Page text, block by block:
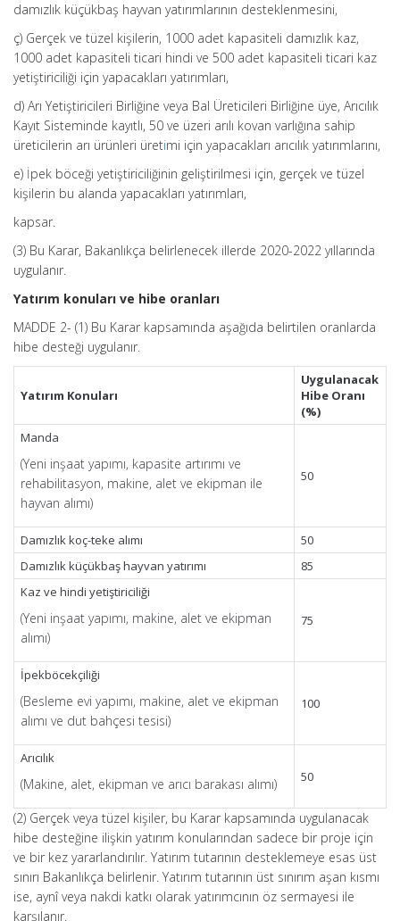
damızlık küçükbaş hayvan yatırımlarının desteklenmesini,
ç) Gerçek ve tüzel kişilerin, 1000 adet kapasiteli damızlık kaz,
1000 adet kapasiteli ticari hindi ve 500 adet kapasiteli ticari kaz
yetiştiriciliği için yapacakları yatırımları,
d) Arı Yetiştiricileri Birliğine veya Bal Üreticileri Birliğine üye, Arıcılık
Kayıt Sisteminde kayıtlı, 50 ve üzeri arılı kovan varlığına sahip
üreticilerin arı ürünleri üretimi için yapacakları arıcılık yatırımlarını,
e) İpek böceği yetiştiriciliğinin geliştirilmesi için, gerçek ve tüzel
kişilerin bu alanda yapacakları yatırımları,
kapsar.
(3) Bu Karar, Bakanlıkça belirlenecek illerde 2020-2022 yıllarında
uygulanır.
Yatırım konuları ve hibe oranları
MADDE 2- (1) Bu Karar kapsamında aşağıda belirtilen oranlarda
hibe desteği uygulanır.
Yatırım Konuları
Uygulanacak
Hibe Oranı
(%)
Manda
(Yeni inşaat yapımı, kapasite artırımı ve
rehabilitasyon, makine, alet ve ekipman ile
hayvan alımı)
50
Damızlık koç-teke alımı
50
Damızlık küçükbaş hayvan yatırımı
85
Kaz ve hindi yetiştiriciliği
(Yeni inşaat yapımı, makine, alet ve ekipman
alımı)
75
İpekböcekçiliği
(Besleme evi yapımı, makine, alet ve ekipman
alımı ve dut bahçesi tesisi)
100
Arıcılık
(Makine, alet, ekipman ve arıcı barakası alımı) 50
(2) Gerçek veya tüzel kişiler, bu Karar kapsamında uygulanacak
hibe desteğine ilişkin yatırım konularından sadece bir proje için
ve bir kez yararlandırılır. Yatırım tutarının desteklemeye esas üst
sınırı Bakanlıkça belirlenir. Yatırım tutarının üst sınırım aşan kısmı
ise, aynî veya nakdi katkı olarak yatırımcının öz sermayesi ile
karşılanır.